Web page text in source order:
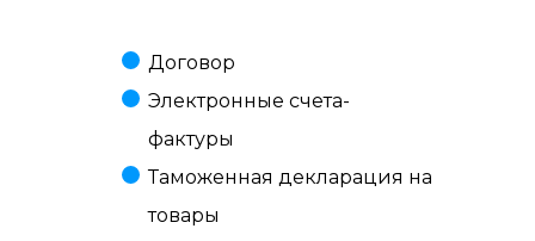
Договор
Электронные счета-
фактуры
Таможенная декларация на
товары